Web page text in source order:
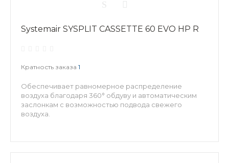
Systemair SYSPLIT CASSETTE 60 EVO HP R
Кратность заказа 1
Обеспечивает равномерное распределение
воздуха благодаря 360° обдуву и автоматическим
заслонкам с возможностью подвода свежего
воздуха.